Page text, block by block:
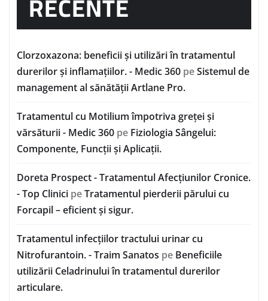
Clorzoxazona: beneficii și utilizări în tratamentul
durerilor și inflamațiilor. - Medic 360 peSistemul de
management al sănătății Artlane Pro.
Tratamentul cu Motilium împotriva greței și
vărsăturii - Medic 360 pe Fiziologia Sângelui:
Componente, Funcții și Aplicații.
Doreta Prospect - Tratamentul Afecțiunilor Cronice.
- Top Clinici peTratamentul pierderii părului cu
Forcapil – eficient și sigur.
Tratamentul infecțiilor tractului urinar cu
Nitrofurantoin. - Traim Sanatos pe Beneficiile
utilizării Celadrinului în tratamentul durerilor
articulare.